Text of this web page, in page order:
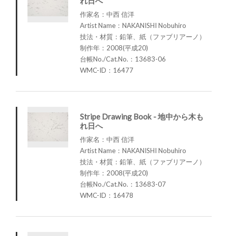
作家名：中西 信洋
Artist Name：NAKANISHI Nobuhiro
技法・材質：鉛筆、紙（ファブリアーノ）
制作年：2008(平成20)
台帳No./Cat.No.：13683-06
WMC-ID：16477
Stripe Drawing Book - 地中から木も
れ日へ
作家名：中西 信洋
Artist Name：NAKANISHI Nobuhiro
技法・材質：鉛筆、紙（ファブリアーノ）
制作年：2008(平成20)
台帳No./Cat.No.：13683-07
WMC-ID：16478